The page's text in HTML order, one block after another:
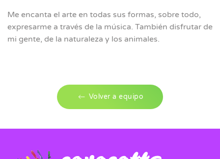
Me encanta el arte en todas sus formas, sobre todo,
expresarme a través de la música. También disfrutar de
mi gente, de la naturaleza y los animales.
Volver a equipo